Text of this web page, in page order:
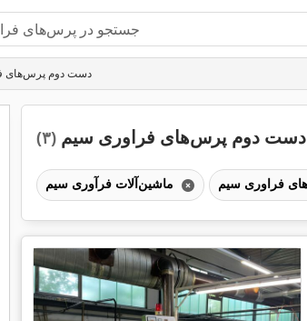
دست دوم پرس‌های
دست دوم پرس‌های فراوری سیم (۳)